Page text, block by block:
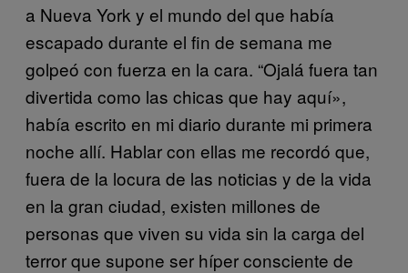
a Nueva York y el mundo del que había
escapado durante el fin de semana me
golpeó con fuerza en la cara. “Ojalá fuera tan
divertida como las chicas que hay aquí»,
había escrito en mi diario durante mi primera
noche allí. Hablar con ellas me recordó que,
fuera de la locura de las noticias y de la vida
en la gran ciudad, existen millones de
personas que viven su vida sin la carga del
terror que supone ser híper consciente de